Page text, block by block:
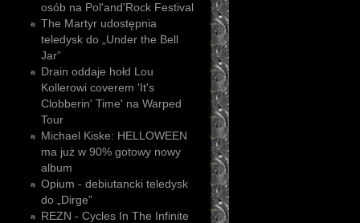
osób na Pol'and'Rock Festival
The Martyr udostępnia
teledysk do „Under the Bell
Jar”
Drain oddaje hołd Lou
Kollerowi coverem 'It's
Clobberin' Time' na Warped
Tour
Michael Kiske: HELLOWEEN
ma już w 90% gotowy nowy
album
Opium - debiutancki teledysk
do „Dirge”
REZN - Cycles In The Infinite